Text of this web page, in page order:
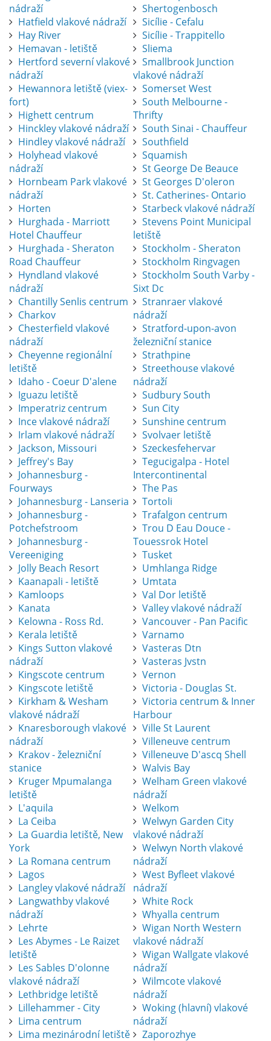
nádraží
Hatfield vlakové nádraží
Hay River
Hemavan - letiště
Hertford severní vlakové
nádraží
Hewannora letiště (viex-
fort)
Highett centrum
Hinckley vlakové nádraží
Hindley vlakové nádraží
Holyhead vlakové
nádraží
Hornbeam Park vlakové
nádraží
Horten
Hurghada - Marriott
Hotel Chauffeur
Hurghada - Sheraton
Road Chauffeur
Hyndland vlakové
nádraží
Chantilly Senlis centrum
Charkov
Chesterfield vlakové
nádraží
Cheyenne regionální
letiště
Idaho - Coeur D'alene
Iguazu letiště
Imperatriz centrum
Ince vlakové nádraží
Irlam vlakové nádraží
Jackson, Missouri
Jeffrey's Bay
Johannesburg -
Fourways
Johannesburg - Lanseria
Johannesburg -
Potchefstroom
Johannesburg -
Vereeniging
Jolly Beach Resort
Kaanapali - letiště
Kamloops
Kanata
Kelowna - Ross Rd.
Kerala letiště
Kings Sutton vlakové
nádraží
Kingscote centrum
Kingscote letiště
Kirkham & Wesham
vlakové nádraží
Knaresborough vlakové
nádraží
Krakov - železniční
stanice
Kruger Mpumalanga
letiště
L'aquila
La Ceiba
La Guardia letiště, New
York
La Romana centrum
Lagos
Langley vlakové nádraží
Langwathby vlakové
nádraží
Lehrte
Les Abymes - Le Raizet
letiště
Les Sables D'olonne
vlakové nádraží
Lethbridge letiště
Lillehammer - City
Lima centrum
Lima mezinárodní letiště
Shertogenbosch
Sicílie - Cefalu
Sicílie - Trappitello
Sliema
Smallbrook Junction
vlakové nádraží
Somerset West
South Melbourne -
Thrifty
South Sinai - Chauffeur
Southfield
Squamish
St George De Beauce
St Georges D'oleron
St. Catherines- Ontario
Starbeck vlakové nádraží
Stevens Point Municipal
letiště
Stockholm - Sheraton
Stockholm Ringvagen
Stockholm South Varby -
Sixt Dc
Stranraer vlakové
nádraží
Stratford-upon-avon
železniční stanice
Strathpine
Streethouse vlakové
nádraží
Sudbury South
Sun City
Sunshine centrum
Svolvaer letiště
Szeckesfehervar
Tegucigalpa - Hotel
Intercontinental
The Pas
Tortoli
Trafalgon centrum
Trou D Eau Douce -
Touessrok Hotel
Tusket
Umhlanga Ridge
Umtata
Val Dor letiště
Valley vlakové nádraží
Vancouver - Pan Pacific
Varnamo
Vasteras Dtn
Vasteras Jvstn
Vernon
Victoria - Douglas St.
Victoria centrum & Inner
Harbour
Ville St Laurent
Villeneuve centrum
Villeneuve D'ascq Shell
Walvis Bay
Welham Green vlakové
nádraží
Welkom
Welwyn Garden City
vlakové nádraží
Welwyn North vlakové
nádraží
West Byfleet vlakové
nádraží
White Rock
Whyalla centrum
Wigan North Western
vlakové nádraží
Wigan Wallgate vlakové
nádraží
Wilmcote vlakové
nádraží
Woking (hlavní) vlakové
nádraží
Zaporozhye